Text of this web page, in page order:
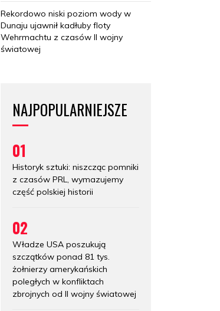
Rekordowo niski poziom wody w
Dunaju ujawnił kadłuby floty
Wehrmachtu z czasów II wojny
światowej
NAJPOPULARNIEJSZE
01
Historyk sztuki: niszcząc pomniki
z czasów PRL, wymazujemy
część polskiej historii
02
Władze USA poszukują
szczątków ponad 81 tys.
żołnierzy amerykańskich
poległych w konfliktach
zbrojnych od II wojny światowej